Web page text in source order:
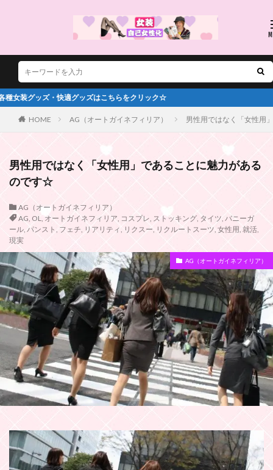
HOME AG（オートガイネフィリア） 男性用ではなく「女性用
男性用ではなく「女性用」であることに魅力がある
のです☆
AG（オートガイネフィリア）
AG, OL, オートガイネフィリア, コスプレ, ストッキング, タイツ, バニーガ
ール, パンスト , フェチ, リアリティ, リクスー, リクルートスーツ, 女性用, 就活,
現実
AG（オートガイネフィリア）